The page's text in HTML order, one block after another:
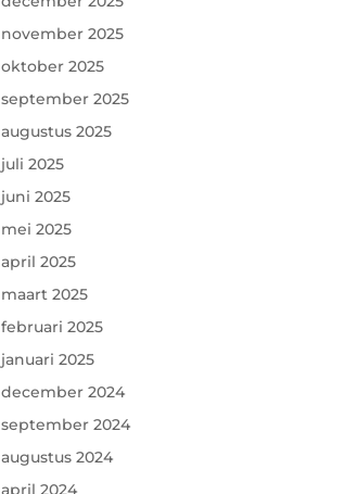
november 2025
oktober 2025
september 2025
augustus 2025
juli 2025
juni 2025
mei 2025
april 2025
maart 2025
februari 2025
januari 2025
december 2024
september 2024
augustus 2024
april 2024